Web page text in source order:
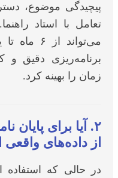
موضوع،
با استاد راهنما.
می‌تواند از ۶
دقیق و
را بهینه کرد.
۲. آیا برای پایان
داده‌های واقعی
حالی که استفاده از